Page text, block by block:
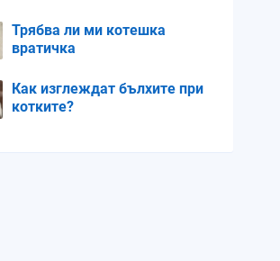
Трябва ли ми котешка
вратичка
Как изглеждат бълхите при
котките?